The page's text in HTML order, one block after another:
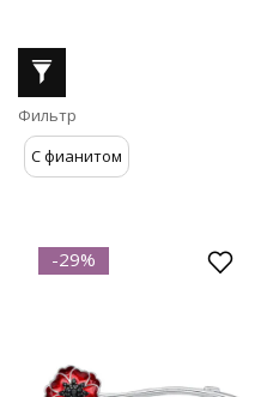
С фианитом
-29%